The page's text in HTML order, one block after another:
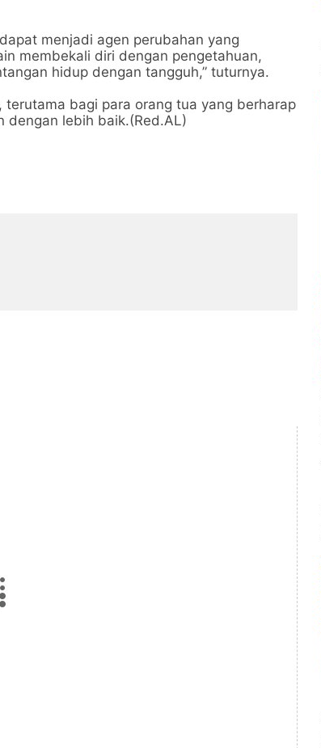
menjadi agen perubahan yang
membekali diri dengan pengetahuan,
hidup dengan tangguh,” tuturnya.
bagi para orang tua yang berharap
dengan lebih baik.(Red.AL)